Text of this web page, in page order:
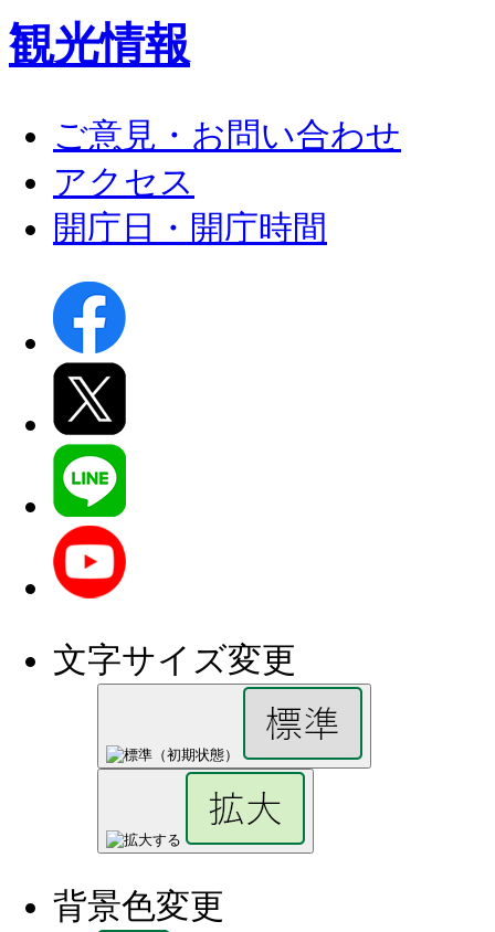
観光情報
ご意見・お問い合わせ
アクセス
開庁日・開庁時間
文字サイズ変更
背景色変更